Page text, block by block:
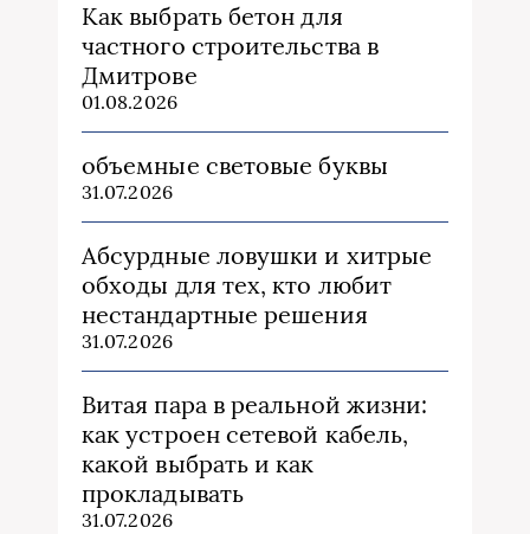
Как выбрать бетон для
частного строительства в
Дмитрове
01.08.2026
объемные световые буквы
31.07.2026
Абсурдные ловушки и хитрые
обходы для тех, кто любит
нестандартные решения
31.07.2026
Витая пара в реальной жизни:
как устроен сетевой кабель,
какой выбрать и как
прокладывать
31.07.2026